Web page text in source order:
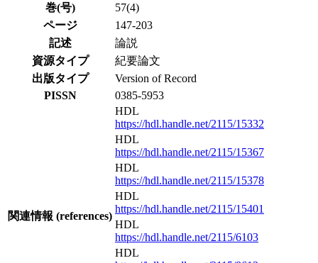
巻(号)
57(4)
ページ
147-203
記述
論説
資源タイプ
紀要論文
出版タイプ
Version of Record
PISSN
0385-5953
関連情報 (references)
HDL
https://hdl.handle.net/2115/15332
HDL
https://hdl.handle.net/2115/15367
HDL
https://hdl.handle.net/2115/15378
HDL
https://hdl.handle.net/2115/15401
HDL
https://hdl.handle.net/2115/6103
HDL